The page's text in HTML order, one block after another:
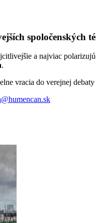
spoločenských
a najviac
.
vracia do verejnej